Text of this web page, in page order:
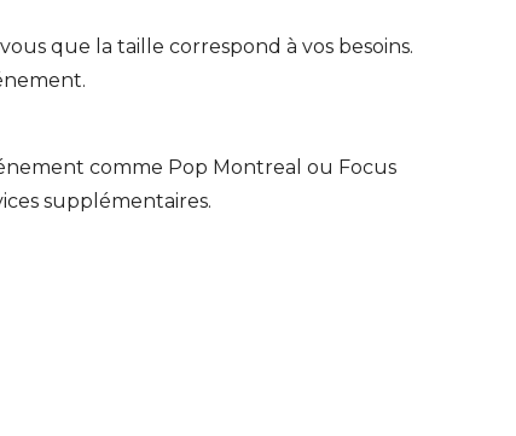
que la taille correspond à vos besoins.
comme Pop Montreal ou Focus
supplémentaires.